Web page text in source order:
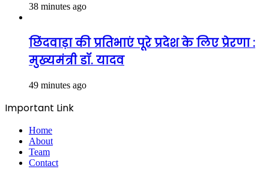
38 minutes ago
छिंदवाड़ा की प्रतिभाएं पूरे प्रदेश के लिए प्रेरणा :
मुख्यमंत्री डॉ. यादव
49 minutes ago
Important Link
Home
About
Team
Contact